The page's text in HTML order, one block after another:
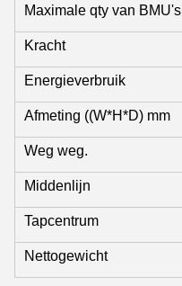
Maximale qty van BMU's
Kracht
Energieverbruik
Afmeting ((W*H*D) mm
Weg weg.
Middenlijn
Tapcentrum
Nettogewicht